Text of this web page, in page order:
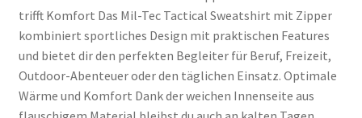
trifft Komfort Das Mil-Tec Tactical Sweatshirt mit Zipper
kombiniert sportliches Design mit praktischen Features
und bietet dir den perfekten Begleiter für Beruf, Freizeit,
Outdoor-Abenteuer oder den täglichen Einsatz. Optimale
Wärme und Komfort Dank der weichen Innenseite aus